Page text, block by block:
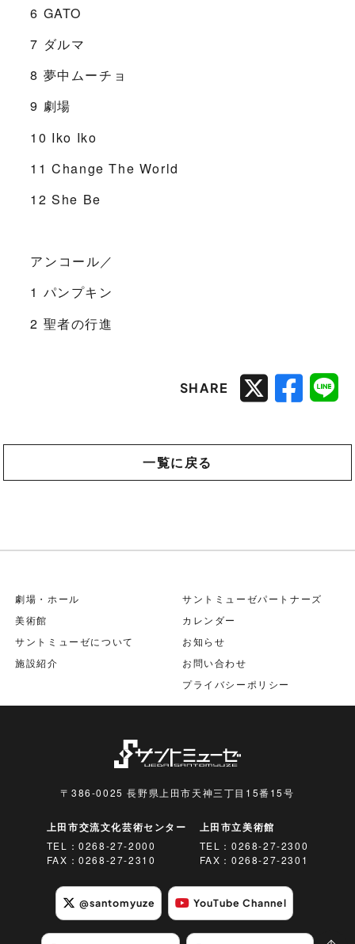
6 GATO
7 ダルマ
8 夢中ムーチョ
9 劇場
10 Iko Iko
11 Change The World
12 She Be
アンコール／
1 パンプキン
2 聖者の行進
SHARE
一覧に戻る
劇場・ホール
美術館
サントミューゼについて
施設紹介
サントミューゼパートナーズ
カレンダー
お知らせ
お問い合わせ
プライバシーポリシー
〒386-0025 長野県上田市天神三丁目15番15号
上田市交流文化芸術センター
TEL：0268-27-2000
FAX：0268-27-2310
上田市立美術館
TEL： 0268-27-2300
FAX：0268-27-2301
@santomyuze YouTube Channel